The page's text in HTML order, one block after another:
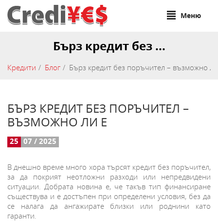
Меню
Бърз кредит без ...
Кредити Блог Бърз кредит без поръчител – възможно
БЪРЗ КРЕДИТ БЕЗ ПОРЪЧИТЕЛ –
ВЪЗМОЖНО ЛИ Е
25 07 / 2025
В днешно време много хора търсят кредит без поръчител,
за да покрият неотложни разходи или непредвидени
ситуации. Добрата новина е, че такъв тип финансиране
съществува и е достъпен при определени условия, без да
се налага да ангажирате близки или роднини като
гаранти.